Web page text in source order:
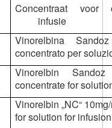
Concentraat voor
infusie
Vinorelbina
concentrato per
Vinorelbin
concentrate for
Vinorelbin „NC“
for solution for infusion